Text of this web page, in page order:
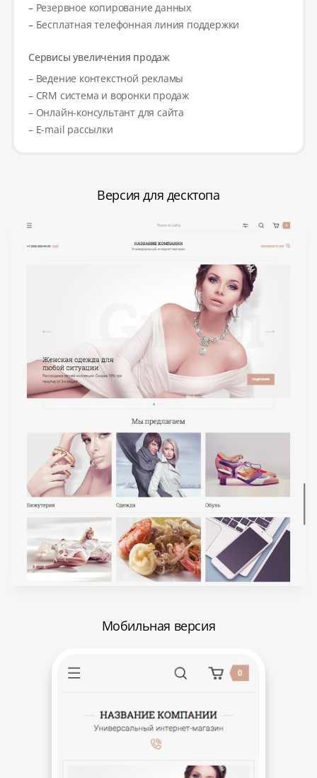
– Резервное копирование данных
– Бесплатная телефонная линия поддержки
Сервисы увеличения продаж
– Ведение контекстной рекламы
– CRM система и воронки продаж
– Онлайн-консультант для сайта
– E-mail рассылки
Версия для десктопа
Мобильная версия